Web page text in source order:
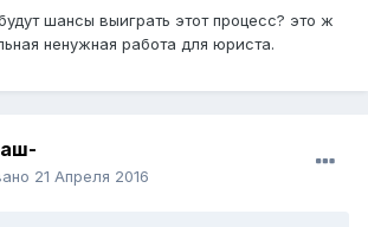
шансы выиграть этот процесс? это ж
ненужная работа для юриста.
21 Апреля 2016